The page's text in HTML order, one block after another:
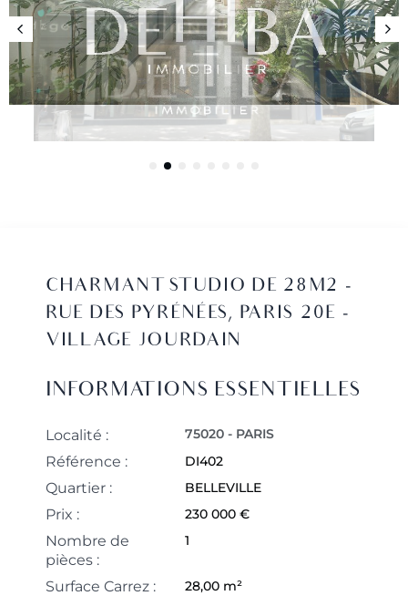
CHARMANT STUDIO DE 28M2 -
RUE DES PYRÉNÉES, PARIS 20E -
VILLAGE JOURDAIN
INFORMATIONS ESSENTIELLES
Localité : 75020 - PARIS
Référence : DI402
Quartier : BELLEVILLE
Prix : 230 000 €
Nombre de
pièces :
1
Surface Carrez : 28,00 m²